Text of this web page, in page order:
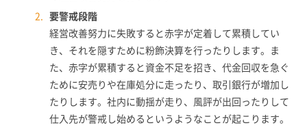
要警戒段階
経営改善努力に失敗すると赤字が定着して累積してい
き、それを隠すために粉飾決算を行ったりします。ま
た、赤字が累積すると資金不足を招き、代金回収を急ぐ
ために安売りや在庫処分に走ったり、取引銀行が増加し
たりします。社内に動揺が走り、風評が出回ったりして
仕入先が警戒し始めるというようなことが起こります。